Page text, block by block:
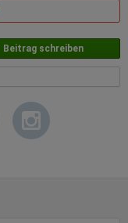
Beitrag schreiben